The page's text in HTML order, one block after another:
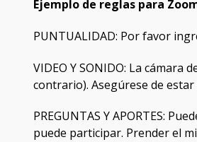
Ejemplo de reglas para
PUNTUALIDAD: Por favor
VIDEO Y SONIDO: La
contrario). Asegúrese de
PREGUNTAS Y APORTES:
puede participar. Prender el